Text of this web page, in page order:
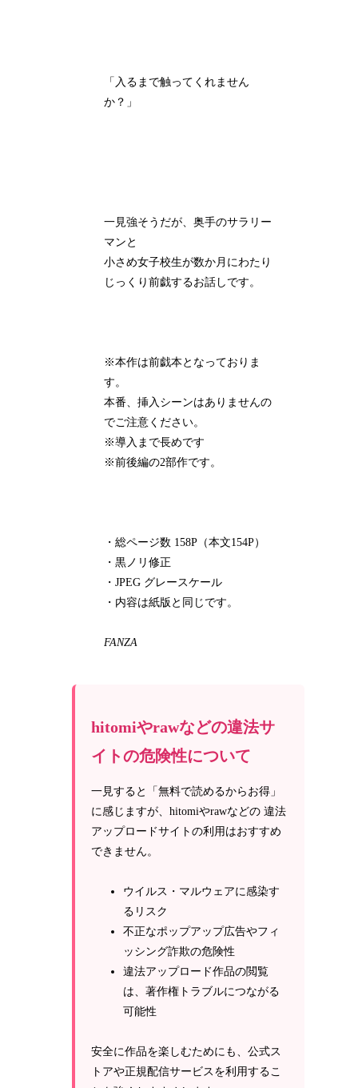
「入るまで触ってくれません
か？」
一見強そうだが、奥手のサラリー
マンと
小さめ女子校生が数か月にわたり
じっくり前戯するお話しです。
※本作は前戯本となっておりま
す。
本番、挿入シーンはありませんの
でご注意ください。
※導入まで長めです
※前後編の2部作です。
・総ページ数 158P（本文154P）
・黒ノリ修正
・JPEG グレースケール
・内容は紙版と同じです。
FANZA
hitomiやrawなどの違法サ
イトの危険性について
一見すると「無料で読めるからお得」
に感じますが、hitomiやrawなどの 違法
アップロードサイトの利用はおすすめ
できません。
ウイルス・マルウェアに感染す
るリスク
不正なポップアップ広告やフィ
ッシング詐欺の危険性
違法アップロード作品の閲覧
は、著作権トラブルにつながる
可能性
安全に作品を楽しむためにも、公式ス
トアや正規配信サービスを利用するこ